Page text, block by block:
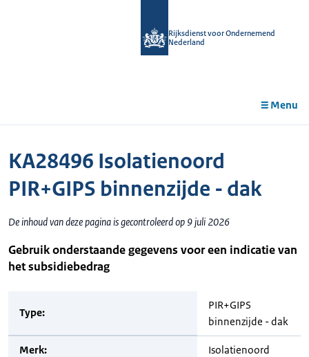
Rijksdienst voor Ondernemend
Nederland
Menu
KA28496 Isolatienoord
PIR+GIPS binnenzijde - dak
De inhoud van deze pagina is gecontroleerd op 9 juli 2026
Gebruik onderstaande gegevens voor een indicatie van
het subsidiebedrag
Type:
PIR+GIPS
binnenzijde - dak
Merk: Isolatienoord